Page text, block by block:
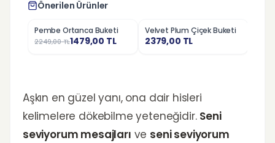
Önerilen Ürünler
%34
Pembe Ortanca Buketi
2249,00TL1479,00 TL
Velvet Plum Çiçek Buketi
2379,00 TL
Aşkın en güzel yanı, ona dair hisleri
kelimelere dökebilme yeteneğidir. Seni
seviyorum mesajları ve seni seviyorum